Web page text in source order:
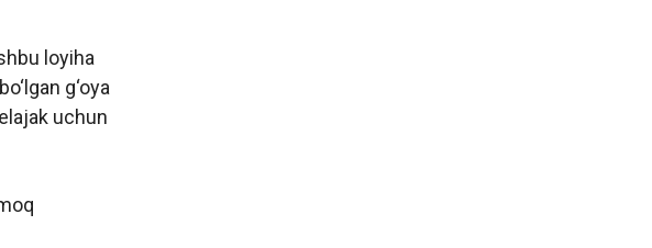
loyiha
g‘oya
uchun